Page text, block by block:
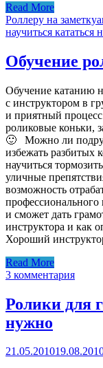
Read More
Роллеру на заметку
научиться кататься
Обучение
Обучение катанию
с инструктором в
и приятный
роликовые коньки,
🙂 Можно ли
избежать разбитых
научиться
уличные
возможность
и сможет дать
инструктора и как
Хороший
Read More
3 комментария
Ролики для
нужно
21.05.2010